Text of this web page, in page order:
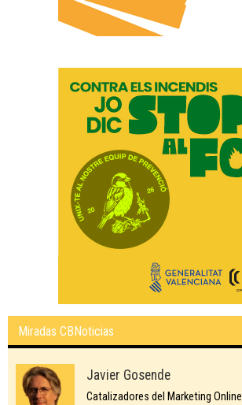
Miradas CBNoticias
Javier Gosende
Catalizadores del Marketing Online